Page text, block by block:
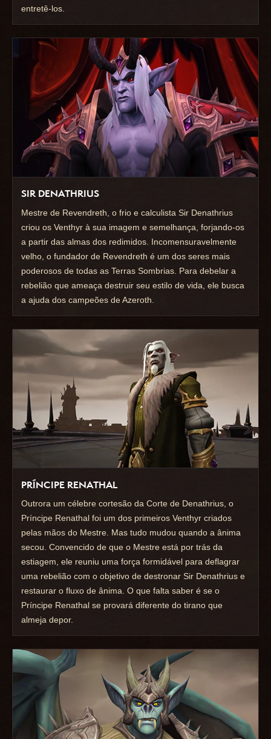
entretê-los.
SIR DENATHRIUS
Mestre de Revendreth, o frio e calculista Sir Denathrius
criou os Venthyr à sua imagem e semelhança, forjando-os
a partir das almas dos redimidos. Incomensuravelmente
velho, o fundador de Revendreth é um dos seres mais
poderosos de todas as Terras Sombrias. Para debelar a
rebelião que ameaça destruir seu estilo de vida, ele busca
a ajuda dos campeões de Azeroth.
PRÍNCIPE RENATHAL
Outrora um célebre cortesão da Corte de Denathrius, o
Príncipe Renathal foi um dos primeiros Venthyr criados
pelas mãos do Mestre. Mas tudo mudou quando a ânima
secou. Convencido de que o Mestre está por trás da
estiagem, ele reuniu uma força formidável para deflagrar
uma rebelião com o objetivo de destronar Sir Denathrius e
restaurar o fluxo de ânima. O que falta saber é se o
Príncipe Renathal se provará diferente do tirano que
almeja depor.